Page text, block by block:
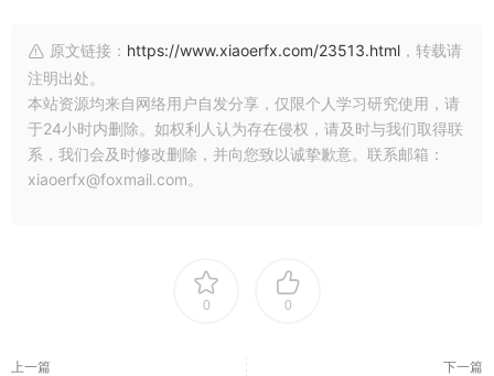
原文链接： https://www.xiaoerfx.com/23513.html ，转载请
注明出处。
本站资源均来自网络用户自发分享，仅限个人学习研究使用，请
于24小时内删除。如权利人认为存在侵权，请及时与我们取得联
系，我们会及时修改删除，并向您致以诚挚歉意。联系邮箱：
xiaoerfx@foxmail.com。
0 0
上一篇 下一篇